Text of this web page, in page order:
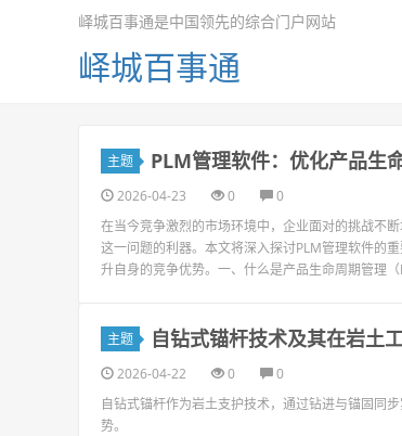
峄城百事通是中国领先的综合门户网站
峄城百事通
主题 PLM管理软件：优化产品生
2026-04-23 0
0
在当今竞争激烈的市场环境中，企业面对的挑战不
这一问题的利器。本文将深入探讨PLM管理软件的
升自身的竞争优势。一、什么是产品生命周期管理
主题 自钻式锚杆技术及其在岩土
2026-04-22 0
0
自钻式锚杆作为岩土支护技术，通过钻进与锚固同
势。